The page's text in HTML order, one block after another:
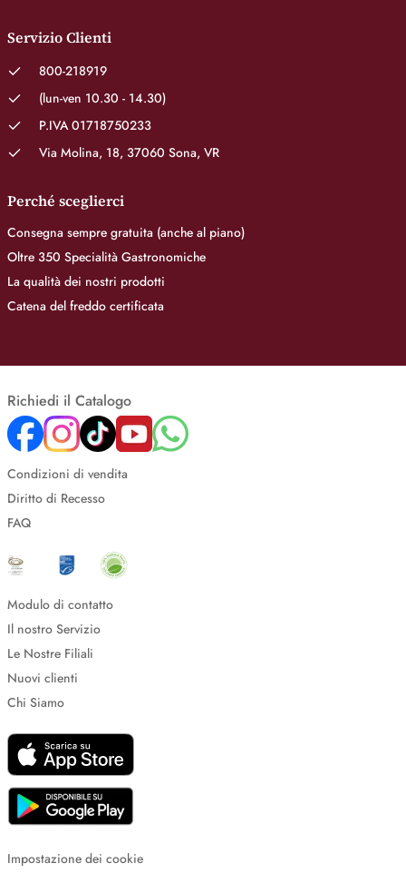
Servizio Clienti
800-218919
(lun-ven 10.30 - 14.30)
P.IVA 01718750233
Via Molina, 18, 37060 Sona, VR
Perché sceglierci
Consegna sempre gratuita (anche al piano)
Oltre 350 Specialità Gastronomiche
La qualità dei nostri prodotti
Catena del freddo certificata
Richiedi il Catalogo
Condizioni di vendita
Diritto di Recesso
FAQ
Modulo di contatto
Il nostro Servizio
Le Nostre Filiali
Nuovi clienti
Chi Siamo
Impostazione dei cookie